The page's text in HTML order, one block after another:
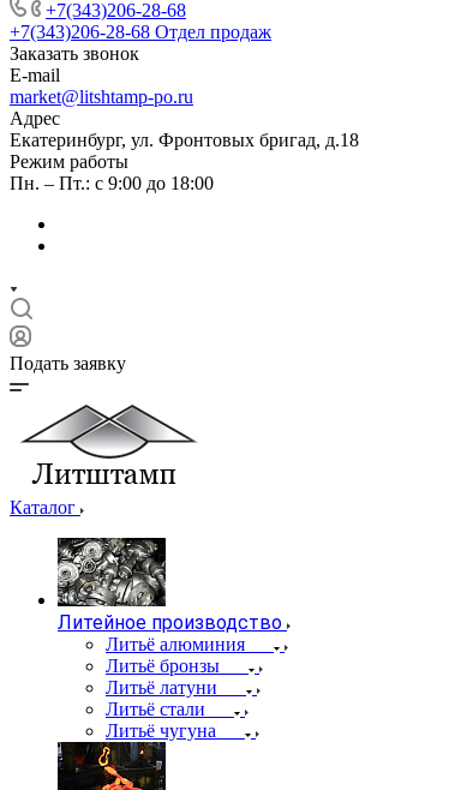
+7(343)206-28-68
+7(343)206-28-68 Отдел продаж
Заказать звонок
E-mail
market@litshtamp-po.ru
Адрес
Екатеринбург, ул. Фронтовых бригад, д.18
Режим работы
Пн. – Пт.: с 9:00 до 18:00
Подать заявку
Каталог
Литейное производство
Литьё алюминия
Литьё бронзы
Литьё латуни
Литьё стали
Литьё чугуна